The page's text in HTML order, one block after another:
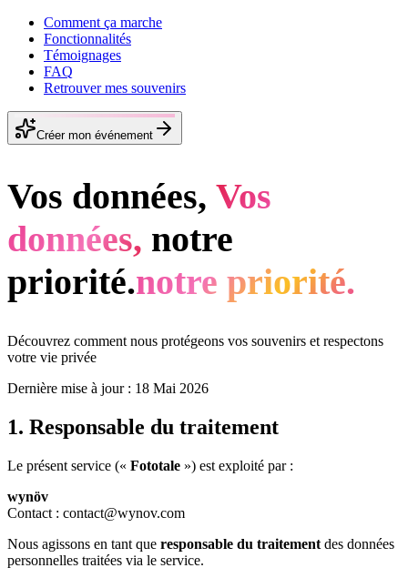
Comment ça marche
Fonctionnalités
Témoignages
FAQ
Retrouver mes souvenirs
Créer mon événement
Vos données, Vos
données, notre
priorité.notre priorité.
Découvrez comment nous protégeons vos souvenirs et respectons
votre vie privée
Dernière mise à jour : 18 Mai 2026
1. Responsable du traitement
Le présent service (« Fototale ») est exploité par :
wynöv
Contact : contact@wynov.com
Nous agissons en tant que responsable du traitement des données
personnelles traitées via le service.